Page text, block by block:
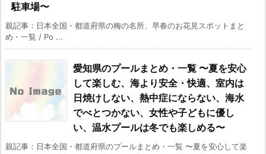
駐車場〜
親記事：日本全国・都道府県の梅の名所、早春のお花見スポットまと
め・一覧 / Po ...
愛知県のプールまとめ・一覧 〜夏を安心
して楽しむ、海より安全・快適、室内は
日焼けしない、熱中症にならない、海水
でべとつかない、女性や子どもに優し
い、温水プールは冬でも楽しめる〜
親記事：日本全国・都道府県のプールまとめ・一覧 〜夏を安心して楽